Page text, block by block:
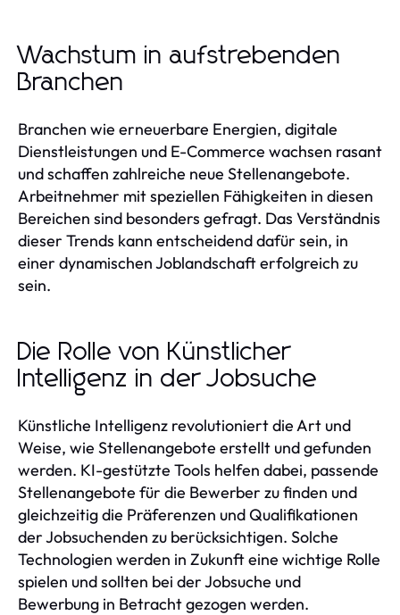
Wachstum in aufstrebenden
Branchen
Branchen wie erneuerbare Energien, digitale
Dienstleistungen und E-Commerce wachsen rasant
und schaffen zahlreiche neue Stellenangebote.
Arbeitnehmer mit speziellen Fähigkeiten in diesen
Bereichen sind besonders gefragt. Das Verständnis
dieser Trends kann entscheidend dafür sein, in
einer dynamischen Joblandschaft erfolgreich zu
sein.
Die Rolle von Künstlicher
Intelligenz in der Jobsuche
Künstliche Intelligenz revolutioniert die Art und
Weise, wie Stellenangebote erstellt und gefunden
werden. KI-gestützte Tools helfen dabei, passende
Stellenangebote für die Bewerber zu finden und
gleichzeitig die Präferenzen und Qualifikationen
der Jobsuchenden zu berücksichtigen. Solche
Technologien werden in Zukunft eine wichtige Rolle
spielen und sollten bei der Jobsuche und
Bewerbung in Betracht gezogen werden.